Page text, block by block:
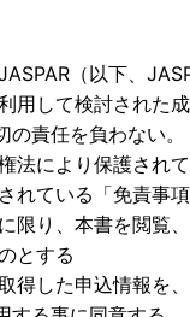
以下、
成果物、また
負わない。
より保護されて
れている「免責
、利用する
る
得した申込情報